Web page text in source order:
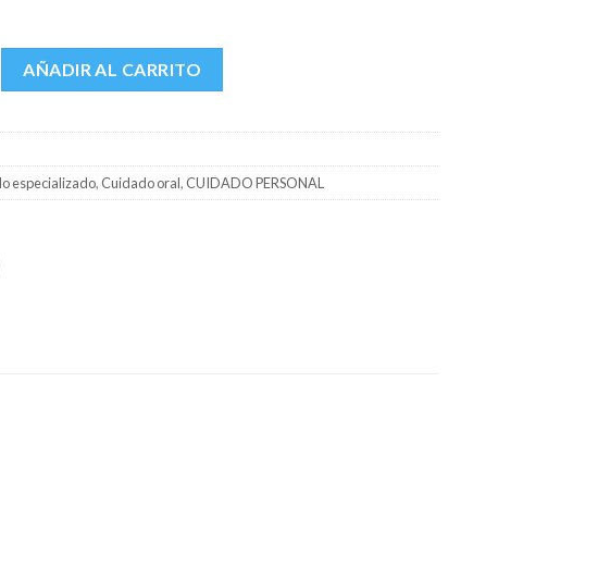
BUCAL FCO X 180 ML cantidad
AÑADIR AL CARRITO
especializado, Cuidado oral, CUIDADO PERSONAL